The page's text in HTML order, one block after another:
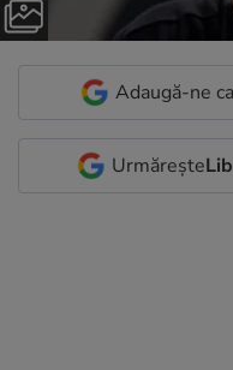
Adaugă-ne
Urmărește